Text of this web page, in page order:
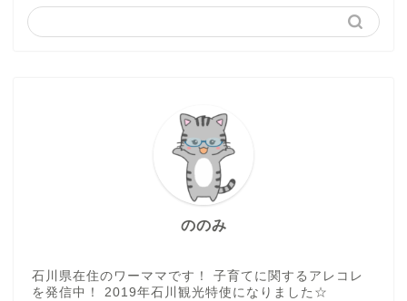
ののみ
石川県在住のワーママです！ 子育てに関するアレコレ
を発信中！ 2019年石川観光特使になりました☆